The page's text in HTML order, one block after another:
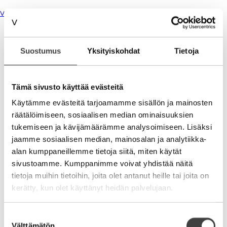
Suostumus Yksityiskohdat Tietoja
Tämä sivusto käyttää evästeitä
Käytämme evästeitä tarjoamamme sisällön ja mainosten
räätälöimiseen, sosiaalisen median ominaisuuksien
tukemiseen ja kävijämäärämme analysoimiseen. Lisäksi
jaamme sosiaalisen median, mainosalan ja analytiikka-
alan kumppaneillemme tietoja siitä, miten käytät
sivustoamme. Kumppanimme voivat yhdistää näitä
tietoja muihin tietoihin, joita olet antanut heille tai joita on
kerätty, kun olet käyttänyt heidän palvelujaan.
Vastaa
01.11.2012
mahtava kommentti! hieno, todelliselta vaikuttava,
todellisuudelta. miten hyvän konsultin erottaa
huonosta? miten tunnistaa hyvä tai huono kirjailija?
voiko lääkäristä tietää ennakkoon?
ps. mietin itsekkin tänään että tienaisin enemmän
jos laskuttaisin tunteja…
Vastaa
02.11.2012
Olen pahoillani huonosta asiakaskokemustasi….